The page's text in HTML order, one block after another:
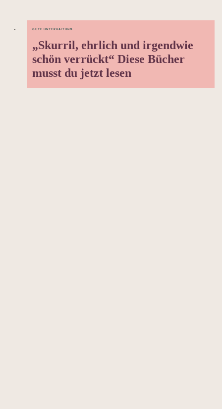
GUTE UNTERHALTUNG
„Skurril, ehrlich und irgendwie
schön verrückt“ Diese Bücher
musst du jetzt lesen